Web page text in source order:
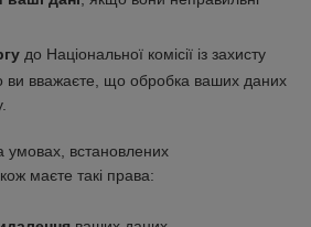
до Національної комісії із захисту
ви вважаєте, що обробка ваших даних
умовах, встановлених
маєте такі права: